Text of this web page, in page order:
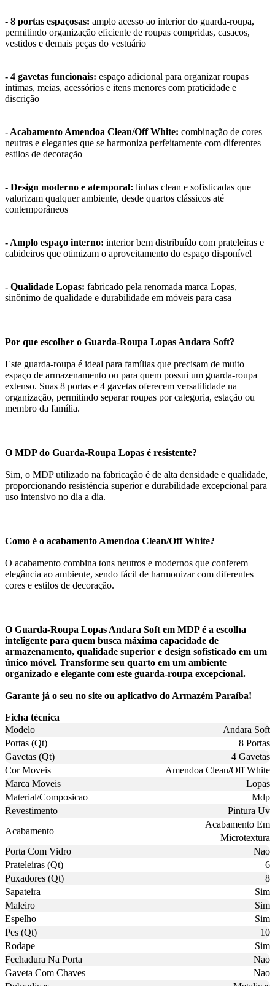
- 8 portas espaçosas: amplo acesso ao interior do guarda-roupa,
permitindo organização eficiente de roupas compridas, casacos,
vestidos e demais peças do vestuário
- 4 gavetas funcionais: espaço adicional para organizar roupas
íntimas, meias, acessórios e itens menores com praticidade e
discrição
- Acabamento Amendoa Clean/Off White: combinação de cores
neutras e elegantes que se harmoniza perfeitamente com diferentes
estilos de decoração
- Design moderno e atemporal: linhas clean e sofisticadas que
valorizam qualquer ambiente, desde quartos clássicos até
contemporâneos
- Amplo espaço interno: interior bem distribuído com prateleiras e
cabideiros que otimizam o aproveitamento do espaço disponível
- Qualidade Lopas: fabricado pela renomada marca Lopas,
sinônimo de qualidade e durabilidade em móveis para casa
Por que escolher o Guarda-Roupa Lopas Andara Soft?
Este guarda-roupa é ideal para famílias que precisam de muito
espaço de armazenamento ou para quem possui um guarda-roupa
extenso. Suas 8 portas e 4 gavetas oferecem versatilidade na
organização, permitindo separar roupas por categoria, estação ou
membro da família.
O MDP do Guarda-Roupa Lopas é resistente?
Sim, o MDP utilizado na fabricação é de alta densidade e qualidade,
proporcionando resistência superior e durabilidade excepcional para
uso intensivo no dia a dia.
Como é o acabamento Amendoa Clean/Off White?
O acabamento combina tons neutros e modernos que conferem
elegância ao ambiente, sendo fácil de harmonizar com diferentes
cores e estilos de decoração.
O Guarda-Roupa Lopas Andara Soft em MDP é a escolha
inteligente para quem busca máxima capacidade de
armazenamento, qualidade superior e design sofisticado em um
único móvel. Transforme seu quarto em um ambiente
organizado e elegante com este guarda-roupa excepcional.
Garante já o seu no site ou aplicativo do Armazém Paraíba!
Ficha técnica
Modelo
Andara Soft
Portas (Qt)
8 Portas
Gavetas (Qt)
4 Gavetas
Cor Moveis
Amendoa Clean/Off White
Marca Moveis
Lopas
Material/Composicao
Mdp
Revestimento
Pintura Uv
Acabamento
Acabamento Em
Microtextura
Porta Com Vidro
Nao
Prateleiras (Qt)
6
Puxadores (Qt)
8
Sapateira
Sim
Maleiro
Sim
Espelho
Sim
Pes (Qt)
10
Rodape
Sim
Fechadura Na Porta
Nao
Gaveta Com Chaves
Nao